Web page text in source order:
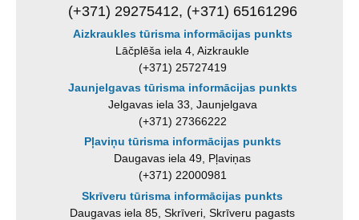
(+371) 29275412, (+371) 65161296
Aizkraukles tūrisma informācijas punkts
Lāčplēša iela 4, Aizkraukle
(+371) 25727419
Jaunjelgavas tūrisma informācijas punkts
Jelgavas iela 33, Jaunjelgava
(+371) 27366222
Pļaviņu tūrisma informācijas punkts
Daugavas iela 49, Pļaviņas
(+371) 22000981
Skrīveru tūrisma informācijas punkts
Daugavas iela 85, Skrīveri, Skrīveru pagasts